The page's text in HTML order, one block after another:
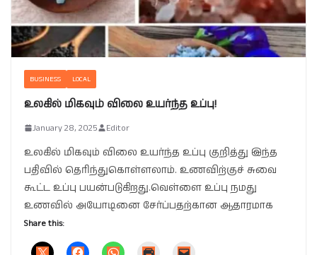
BUSINESS LOCAL
உலகில் மிகவும் விலை உயர்ந்த உப்பு!
January 28, 2025 Editor
உலகில் மிகவும் விலை உயர்ந்த உப்பு குறித்து இந்த
பதிவில் தெரிந்துகொள்ளலாம். உணவிற்குச் சுவை
கூட்ட உப்பு பயன்படுகிறது.வெள்ளை உப்பு நமது
உணவில் அயோடினை சேர்ப்பதற்கான ஆதாரமாக
Share this: